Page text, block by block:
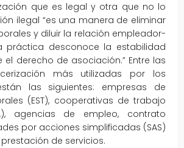
que es legal y otra que no lo
ilegal “es una manera de eliminar
y diluir la relación empleador-
práctica desconoce la estabilidad
derecho de asociación.” Entre las
más utilizadas por los
las siguientes: empresas de
(EST), cooperativas de trabajo
agencias de empleo, contrato
por acciones simplificadas (SAS)
de servicios.